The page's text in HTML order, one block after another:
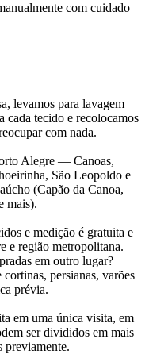
com cuidado
levamos para lavagem
cada tecido e recolocamos
com nada.
Alegre — Canoas,
São Leopoldo e
(Capão da Canoa,
mais).
e medição é gratuita e
e região metropolitana.
em outro lugar?
persianas, varões
prévia.
em uma única visita, em
ser divididos em mais
previamente.